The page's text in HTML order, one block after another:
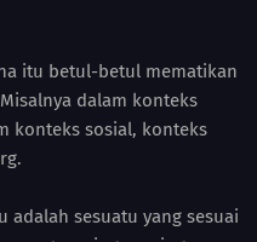
itu betul-betul mematikan
dalam konteks
konteks sosial, konteks
sesuatu yang sesuai